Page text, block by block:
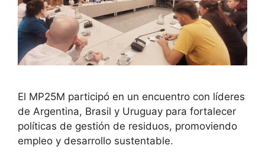
El MP25M participó en un encuentro con líderes
de Argentina, Brasil y Uruguay para fortalecer
políticas de gestión de residuos, promoviendo
empleo y desarrollo sustentable.